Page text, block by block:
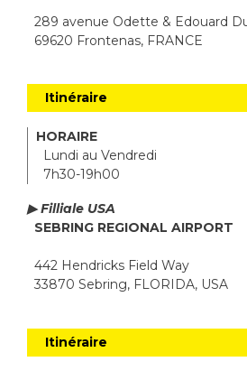
289 avenue Odette & Edouard
69620 Frontenas, FRANCE
Itinéraire
HORAIRE
Lundi au Vendredi
7h30-19h00
▶ Filliale USA
SEBRING REGIONAL AIRPORT
442 Hendricks Field Way
33870 Sebring, FLORIDA, USA
Itinéraire